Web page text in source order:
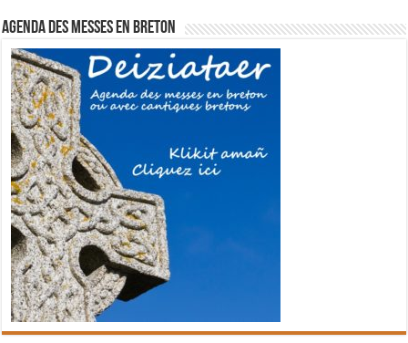
Agenda des messes en breton